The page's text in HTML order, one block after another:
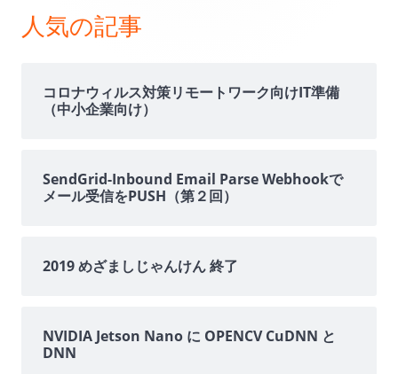
ン
人気の記事
コロナウィルス対策リモートワーク向けIT準備
（中小企業向け）
SendGrid-Inbound Email Parse Webhookで
メール受信をPUSH（第２回）
2019 めざましじゃんけん 終了
NVIDIA Jetson Nano に OPENCV CuDNN と
DNN